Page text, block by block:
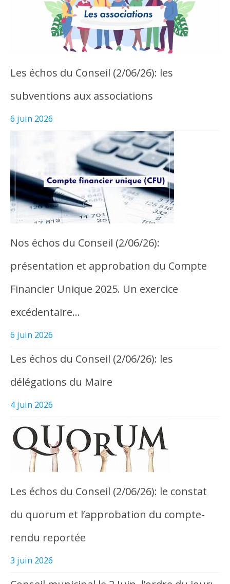
Les échos du Conseil (2/06/26): les
subventions aux associations
6 juin 2026
Nos échos du Conseil (2/06/26):
présentation et approbation du Compte
Financier Unique 2025. Un exercice
excédentaire…
6 juin 2026
Les échos du Conseil (2/06/26): les
délégations du Maire
4 juin 2026
Les échos du Conseil (2/06/26): le constat
du quorum et l’approbation du compte-
rendu reportée
3 juin 2026